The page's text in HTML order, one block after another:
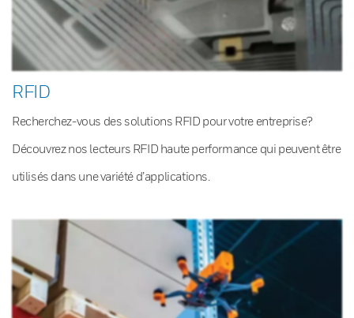
RFID
Recherchez-vous des solutions RFID pour votre entreprise?
Découvrez nos lecteurs RFID haute performance qui peuvent être
utilisés dans une variété d’applications.